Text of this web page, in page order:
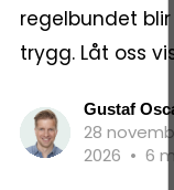
regelbundet
trygg. Låt oss
Gustaf
28
2026 • 6